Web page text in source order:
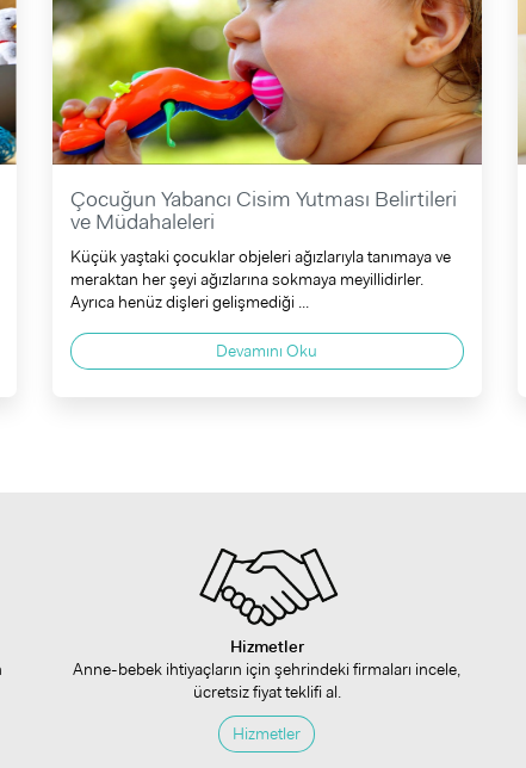
Çocuğun Yabancı Cisim Yutması Belirtileri
ve Müdahaleleri
Küçük yaştaki çocuklar objeleri ağızlarıyla tanımaya ve
meraktan her şeyi ağızlarına sokmaya meyillidirler.
Ayrıca henüz dişleri gelişmediği ...
Devamını Oku
Hizmetler
Anne-bebek ihtiyaçların için şehrindeki firmaları incele,
ücretsiz fiyat teklifi al.
Hizmetler